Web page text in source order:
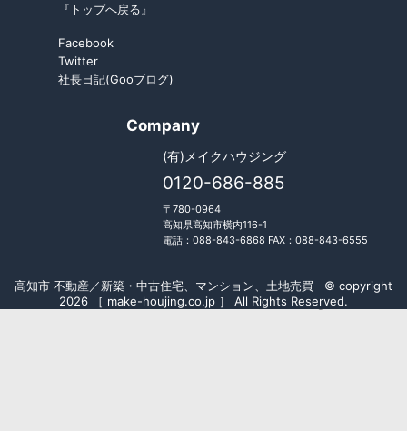
『トップへ戻る』
Facebook
Twitter
社長日記(Gooブログ)
Company
(有)メイクハウジング
0120-686-885
〒780-0964
高知県高知市横内116-1
電話：088-843-6868 FAX：088-843-6555
高知市 不動産／新築・中古住宅、マンション、土地売買 © copyright
2026 ［ make-houjing.co.jp ］ All Rights Reserved.
Fudousan Plugin Ver.5.7.0